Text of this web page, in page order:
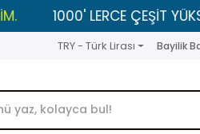
1000' LERCE ÇEŞİT YÜKSEK
TRY - Türk Lirası Bayilik